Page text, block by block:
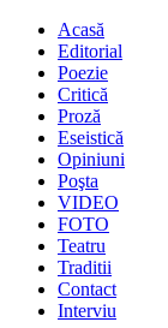
Acasă
Editorial
Poezie
Critică
Proză
Eseistică
Opiniuni
Poşta
VIDEO
FOTO
Teatru
Traditii
Contact
Interviu